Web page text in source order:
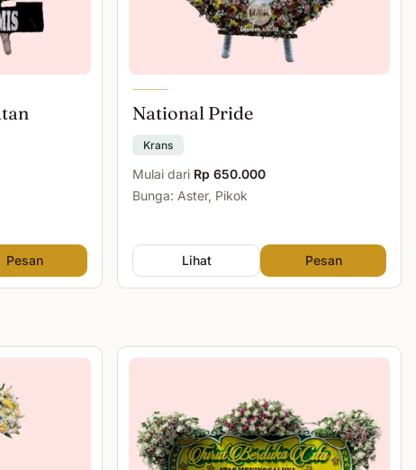
Pesan
National Pride
Krans
Mulai dari Rp 650.000
Bunga: Aster, Pikok
Lihat Pesan